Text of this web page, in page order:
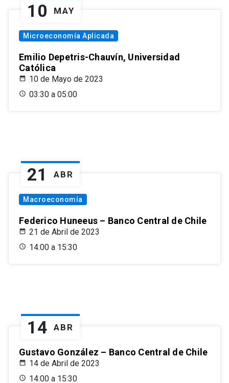
10 MAY
Microeconomía Aplicada
Emilio Depetris-Chauvín, Universidad
Católica
10 de Mayo de 2023
03:30 a 05:00
21 ABR
Macroeconomía
Federico Huneeus – Banco Central de Chile
21 de Abril de 2023
14:00 a 15:30
14 ABR
Gustavo González – Banco Central de Chile
14 de Abril de 2023
14:00 a 15:30